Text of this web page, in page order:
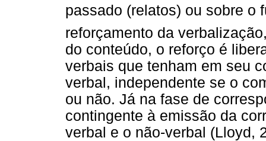
passado (relatos) ou sobre o
reforçamento da
do conteúdo, o reforço é
verbais que tenham em seu
verbal, independente se o
ou não. Já na fase de
contingente à emissão da
verbal e o não-verbal (Lloyd,